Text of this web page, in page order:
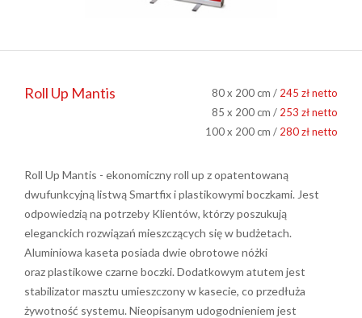
Roll Up Mantis 80 x 200 cm / 245 zł netto
85 x 200 cm / 253 zł netto
100 x 200 cm / 280 zł netto
Roll Up Mantis - ekonomiczny roll up z opatentowaną
dwufunkcyjną listwą Smartfix i plastikowymi boczkami. Jest
odpowiedzią na potrzeby Klientów, którzy poszukują
eleganckich rozwiązań mieszczących się w budżetach.
Aluminiowa kaseta posiada dwie obrotowe nóżki
oraz plastikowe czarne boczki. Dodatkowym atutem jest
stabilizator masztu umieszczony w kasecie, co przedłuża
żywotność systemu. Nieopisanym udogodnieniem jest